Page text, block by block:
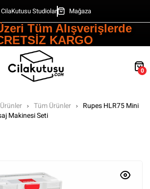
CilaKutusu Studiolar Mağaza
Tüm Alışverişlerde
KARGO
0
Tüm Ürünler
Rupes HLR75 Mini
Makinesi Seti